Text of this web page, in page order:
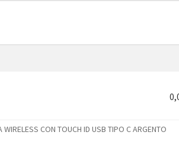
WIRELESS CON TOUCH ID USB TIPO C ARGENTO